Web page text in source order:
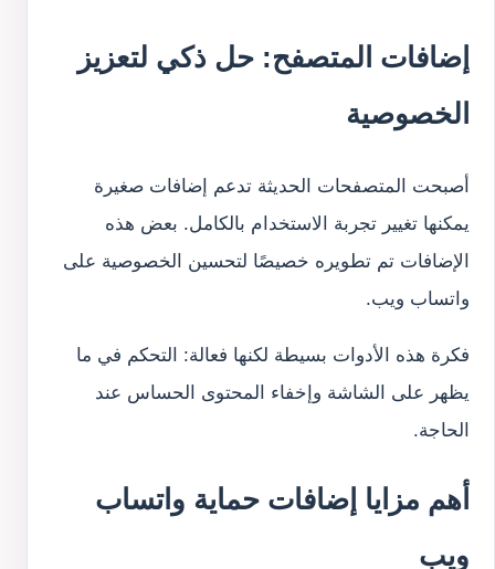
إضافات المتصفح: حل ذكي لتعزيز
الخصوصية
أصبحت المتصفحات الحديثة تدعم إضافات صغيرة
يمكنها تغيير تجربة الاستخدام بالكامل. بعض هذه
الإضافات تم تطويره خصيصًا لتحسين الخصوصية على
واتساب ويب.
فكرة هذه الأدوات بسيطة لكنها فعالة: التحكم في ما
يظهر على الشاشة وإخفاء المحتوى الحساس عند
الحاجة.
أهم مزايا إضافات حماية واتساب
ويب